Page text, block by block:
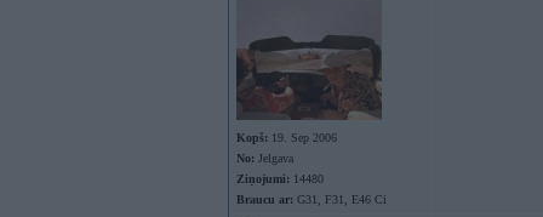
Kopš: 19. Sep 2006
No: Jelgava
Ziņojumi: 14480
Braucu ar: G31, F31, E46 Ci